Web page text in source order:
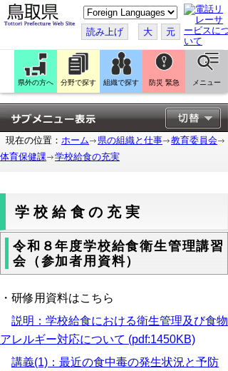
こ
の
ペ
ー
ジ
翻
訳
す
る
読み上げ 大 元
県外の方へ 分野で探す 組織で探す 防災 緊急 メニュー
現在の位置： ホーム 県の組織と仕事
教育委員会
体育保健課
学校給食の充実
学校給食の充実
令和８年度学校給食衛生管理講習
会（参加者用資料）
・研修用資料はこちら
説明：学校給食における衛生管理及び食物
アレルギー対応について (pdf:1450KB)
講義(1)：最近の食中毒の発生状況と予防